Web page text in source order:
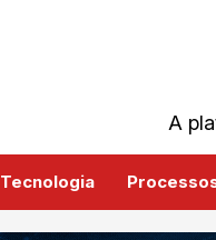
A
Tecnologia